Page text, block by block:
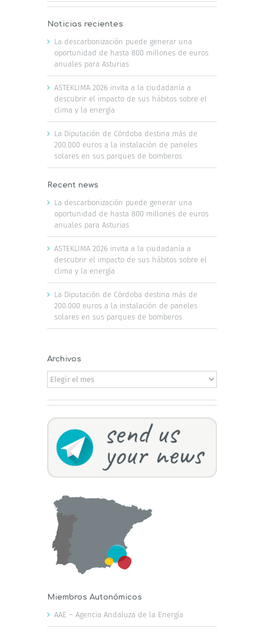
Noticias recientes
La descarbonización puede generar una
oportunidad de hasta 800 millones de euros
anuales para Asturias
ASTEKLIMA 2026 invita a la ciudadanía a
descubrir el impacto de sus hábitos sobre el
clima y la energía
La Diputación de Córdoba destina más de
200.000 euros a la instalación de paneles
solares en sus parques de bomberos
Recent news
La descarbonización puede generar una
oportunidad de hasta 800 millones de euros
anuales para Asturias
ASTEKLIMA 2026 invita a la ciudadanía a
descubrir el impacto de sus hábitos sobre el
clima y la energía
La Diputación de Córdoba destina más de
200.000 euros a la instalación de paneles
solares en sus parques de bomberos
Archivos
Archivos
Miembros Autonómicos
AAE – Agencia Andaluza de la Energía